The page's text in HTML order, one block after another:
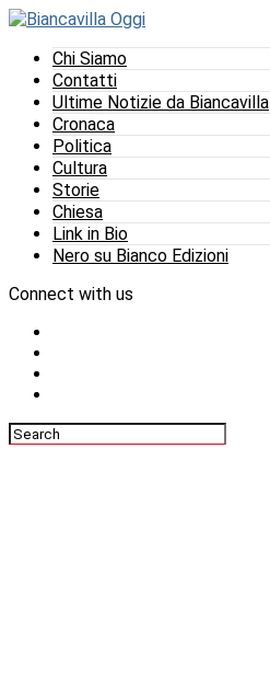
Chi Siamo
Contatti
Ultime Notizie da Biancavilla
Cronaca
Politica
Cultura
Storie
Chiesa
Link in Bio
Nero su Bianco Edizioni
Connect with us